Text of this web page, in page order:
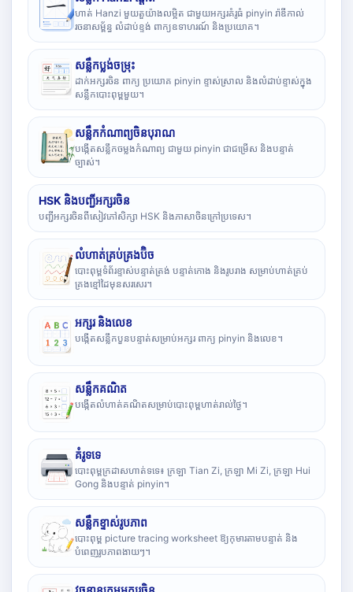
ហាត់ Hanzi មួយតួយ៉ាងលម្អិត ជាមួយអក្សរគំរូធំ pinyin រ៉ាឌីកាល់
រចនាសម្ព័ន្ធ លំដាប់ខ្ទង់ ពាក្យឧទាហរណ៍ និងប្រយោគ។
សន្លឹកប្លង់ចម្រុះ
ដាក់អក្សរចិន ពាក្យ ប្រយោគ pinyin ខ្ទាស់ស្រាល និងលំដាប់ខ្ទាស់ក្នុង
សន្លឹកបោះពុម្ពមួយ។
សន្លឹកកំណាព្យចិនបុរាណ
បង្កើតសន្លឹកចម្លងកំណាព្យ ជាមួយ pinyin ជាជម្រើស និងបន្ទាត់
ច្បាស់។
HSK និងបញ្ជីអក្សរចិន
បញ្ជីអក្សរចិនពីសៀវភៅសិក្សា HSK និងភាសាចិនក្រៅប្រទេស។
លំហាត់គ្រប់គ្រងប៊ិច
បោះពុម្ពទំព័រខ្ទាស់បន្ទាត់ត្រង់ បន្ទាត់កោង និងរូបរាង សម្រាប់ហាត់គ្រប់
គ្រងខ្មៅដៃមុនសរសេរ។
អក្សរ និងលេខ
បង្កើតសន្លឹកបួនបន្ទាត់សម្រាប់អក្សរ ពាក្យ pinyin និងលេខ។
សន្លឹកគណិត
បង្កើតលំហាត់គណិតសម្រាប់បោះពុម្ពហាត់រាល់ថ្ងៃ។
គំរូទទេ
បោះពុម្ពក្រដាសហាត់ទទេ៖ ក្រឡា Tian Zi, ក្រឡា Mi Zi, ក្រឡា Hui
Gong និងបន្ទាត់ pinyin។
សន្លឹកខ្ទាស់រូបភាព
បោះពុម្ព picture tracing worksheet ឱ្យកុមារតាមបន្ទាត់ និង
បំពេញរូបភាពងាយៗ។